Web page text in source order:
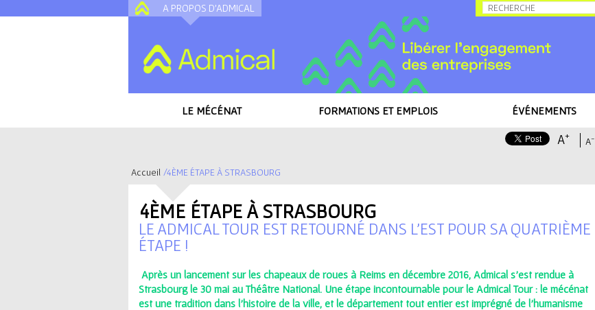
Allez au contenu
A PROPOS D'ADMICAL
LE MÉCÉNAT FORMATIONS ET EMPLOIS ÉVÉNEMENTS
A-
A+
Accueil /4ÈME ÉTAPE À STRASBOURG
4ÈME ÉTAPE À STRASBOURG
LE ADMICAL TOUR EST RETOURNÉ DANS L’EST POUR SA QUATRIÈME
ÉTAPE !
Après un lancement sur les chapeaux de roues à Reims en décembre 2016, Admical s'est rendue à
Strasbourg le 30 mai au Théâtre National. Une étape incontournable pour le Admical Tour : le mécénat
est une tradition dans l'histoire de la ville, et le département tout entier est imprégné de l'humanisme